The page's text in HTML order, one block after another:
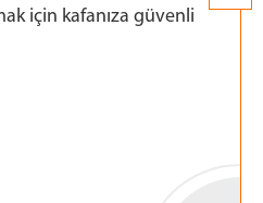
için kafanıza güvenli